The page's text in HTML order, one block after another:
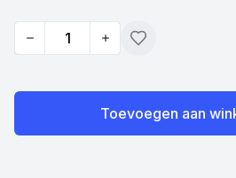
Quantity Toevoegen
Toevoegen aan